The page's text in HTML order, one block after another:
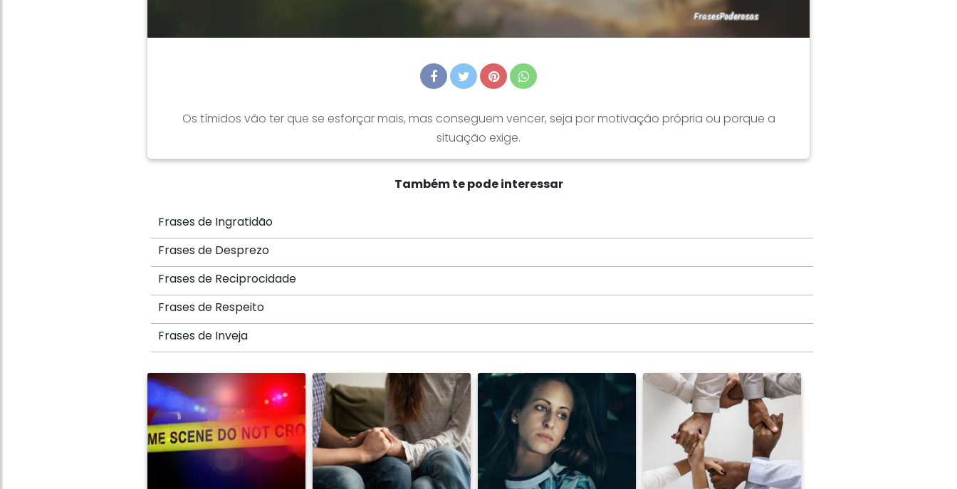
Os tímidos vão ter que se esforçar mais, mas conseguem vencer, seja por motivação própria ou porque a
situação exige.
Também te pode interessar
Frases de Ingratidão
Frases de Desprezo
Frases de Reciprocidade
Frases de Respeito
Frases de Inveja